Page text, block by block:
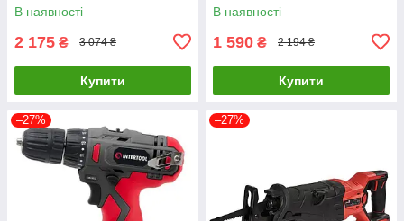
В наявності
2 175 ₴ 3 074 ₴
Купити
В наявності
1 590 ₴ 2 194 ₴
Купити
–27% –27%